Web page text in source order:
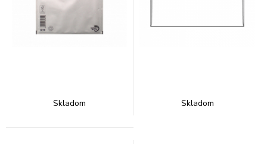
Skladom Skladom